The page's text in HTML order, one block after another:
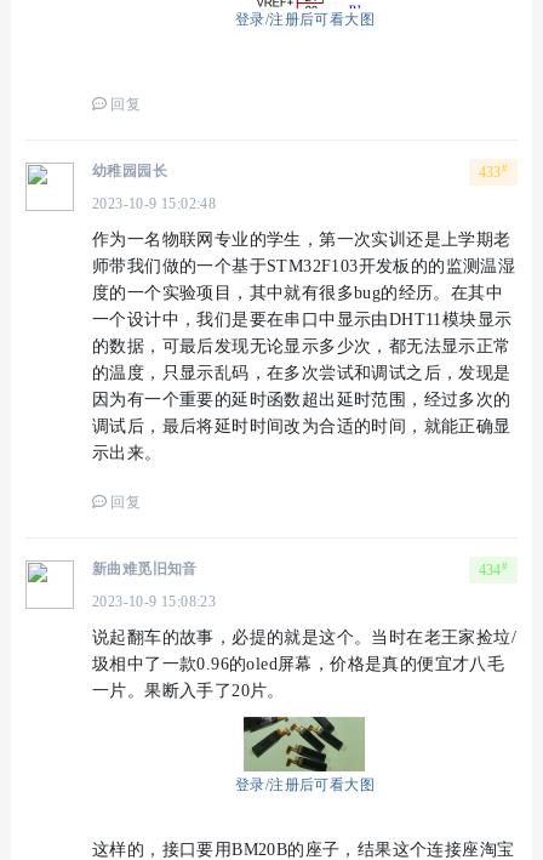
登录/注册后可看大图
回复
433#
幼稚园园长
2023-10-9 15:02:48
作为一名物联网专业的学生，第一次实训还是上学期老
师带我们做的一个基于STM32F103开发板的的监测温湿
度的一个实验项目，其中就有很多bug的经历。在其中
一个设计中，我们是要在串口中显示由DHT11模块显示
的数据，可最后发现无论显示多少次，都无法显示正常
的温度，只显示乱码，在多次尝试和调试之后，发现是
因为有一个重要的延时函数超出延时范围，经过多次的
调试后，最后将延时时间改为合适的时间，就能正确显
示出来。
回复
434#
新曲难觅旧知音
2023-10-9 15:08:23
说起翻车的故事，必提的就是这个。当时在老王家捡垃/
圾相中了一款0.96的oled屏幕，价格是真的便宜才八毛
一片。果断入手了20片。
登录/注册后可看大图
这样的，接口要用BM20B的座子，结果这个连接座淘宝